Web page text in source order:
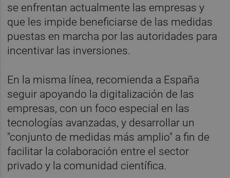
se enfrentan actualmente las empresas y
que les impide beneficiarse de las medidas
puestas en marcha por las autoridades para
incentivar las inversiones.
En la misma línea, recomienda a España
seguir apoyando la digitalización de las
empresas, con un foco especial en las
tecnologías avanzadas, y desarrollar un
"conjunto de medidas más amplio" a fin de
facilitar la colaboración entre el sector
privado y la comunidad científica.